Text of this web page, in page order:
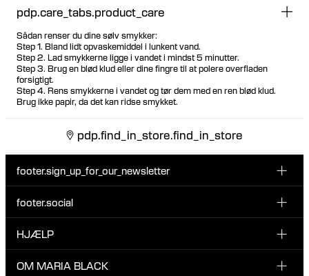
pdp.care_tabs.product_care
Sådan renser du dine sølv smykker:
Step 1. Bland lidt opvaskemiddel i lunkent vand.
Step 2. Lad smykkerne ligge i vandet i mindst 5 minutter.
Step 3. Brug en blød klud eller dine fingre til at polere overfladen
forsigtigt.
Step 4. Rens smykkerne i vandet og tør dem med en ren blød klud.
Brug ikke papir, da det kan ridse smykket.
pdp.find_in_store.find_in_store
footer.sign_up_for_our_newsletter
Tilmeld dig vores nyhedsbrev og vær den første til at blive
nyheder fra Maria Black.
footer.social
INSTAGRAM
HJÆLP
KUNDESERVICE & KONTAKT
OM MARIA BLACK